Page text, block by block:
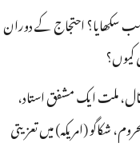
احتجاج کے دوران
کیوں؟
ملت ایک مشفق استاد،
شکاگو (امریکہ) میں تعزیتی